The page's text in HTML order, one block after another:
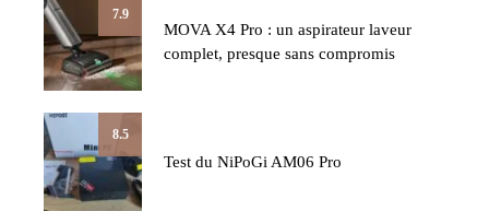
7.9
MOVA X4 Pro : un aspirateur laveur
complet, presque sans compromis
8.5
Test du NiPoGi AM06 Pro